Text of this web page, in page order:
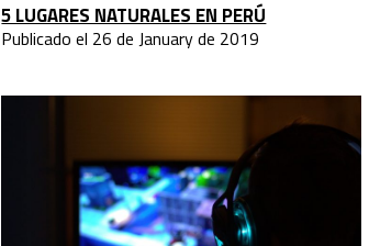
5 LUGARES NATURALES EN PERÚ
Publicado el 26 de January de 2019